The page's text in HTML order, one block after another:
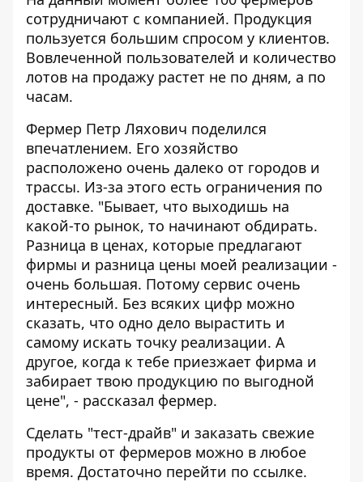
сотрудничают с компанией. Продукция
пользуется большим спросом у клиентов.
Вовлеченной пользователей и количество
лотов на продажу растет не по дням, а по
часам.
Фермер Петр Ляхович поделился
впечатлением. Его хозяйство
расположено очень далеко от городов и
трассы. Из-за этого есть ограничения по
доставке. "Бывает, что выходишь на
какой-то рынок, то начинают обдирать.
Разница в ценах, которые предлагают
фирмы и разница цены моей реализации -
очень большая. Потому сервис очень
интересный. Без всяких цифр можно
сказать, что одно дело вырастить и
самому искать точку реализации. А
другое, когда к тебе приезжает фирма и
забирает твою продукцию по выгодной
цене", - рассказал фермер.
Сделать "тест-драйв" и заказать свежие
продукты от фермеров можно в любое
время. Достаточно перейти по ссылке.